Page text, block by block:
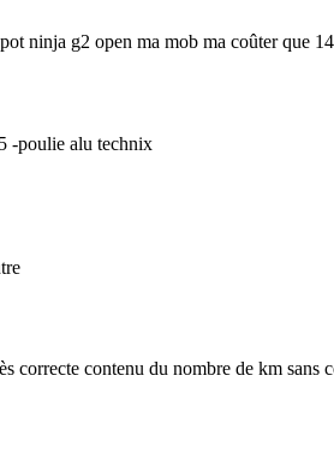
ninja g2 open ma mob ma coûter que
-poulie alu technix
contenu du nombre de km